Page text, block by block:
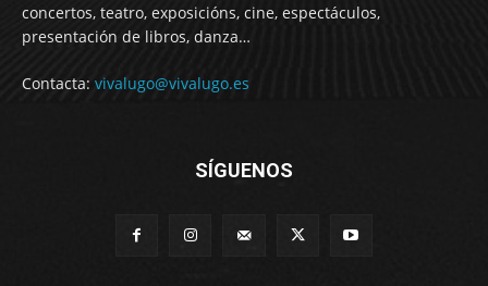
concertos, teatro, exposicións, cine, espectáculos,
presentación de libros, danza…
Contacta: vivalugo@vivalugo.es
SÍGUENOS